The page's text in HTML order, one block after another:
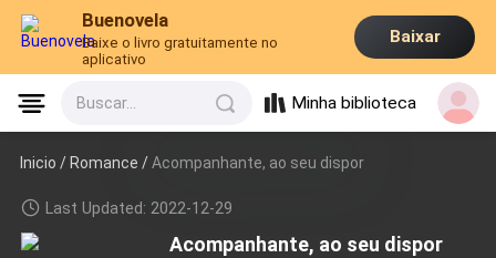
Buenovela
Baixe o livro gratuitamente no
aplicativo
Baixar
Buscar... Minha biblioteca
Inicio /Romance /Acompanhante, ao seu dispor
Last Updated: 2022-12-29
Acompanhante, ao seu dispor